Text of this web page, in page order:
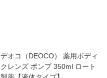
デオコ（DEOCO） 薬用ボディ
クレンズ ポンプ 350ml ロート